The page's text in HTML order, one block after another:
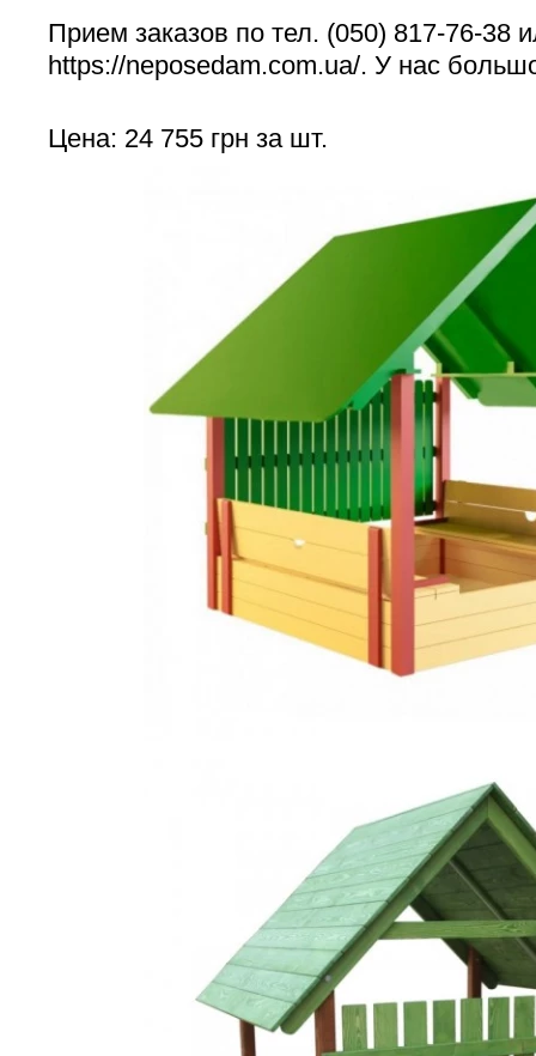
Прием заказов по тел. (050) 817-76-38
https://neposedam.com.ua/. У нас
Цена: 24 755 грн за шт.